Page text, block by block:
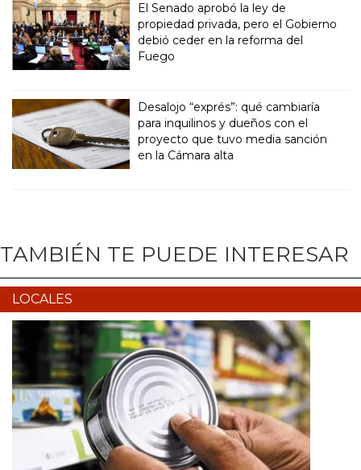
El Senado aprobó la ley de
propiedad privada, pero el Gobierno
debió ceder en la reforma del
Fuego
Desalojo “exprés”: qué cambiaría
para inquilinos y dueños con el
proyecto que tuvo media sanción
en la Cámara alta
TAMBIÉN TE PUEDE INTERESAR
LOCALES